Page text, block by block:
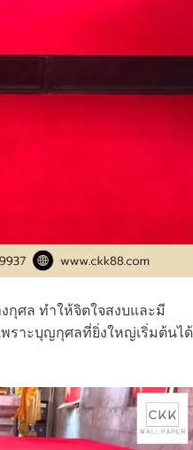
กุศล ทำให้จิตใจสงบและมี
ราะบุญกุศลที่ยิ่งใหญ่เริ่มต้นได้